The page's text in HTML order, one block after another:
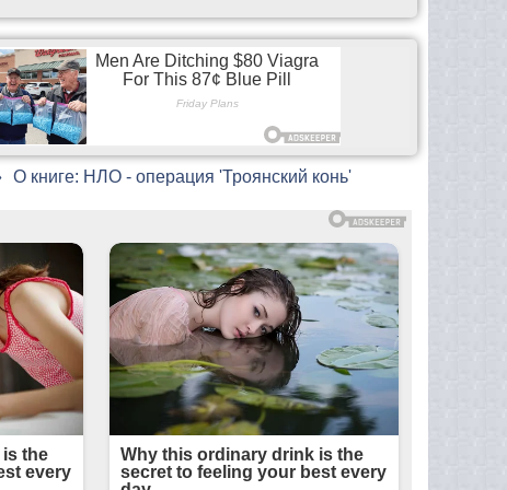
О книге: НЛО - операция 'Троянский конь'